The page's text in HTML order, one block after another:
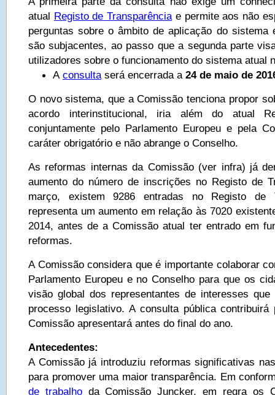
atual Registo de Transparênciae permite aos não
perguntas sobre o âmbito de aplicação do
são subjacentes, ao passo que a segunda parte
utilizadores sobre o funcionamento do sistema atual
A consultaserá encerrada a 24 de maio de
O novo sistema, que a Comissão tenciona propor
acordo interinstitucional, iria além do atual
conjuntamente pelo Parlamento Europeu e pela
caráter obrigatório e não abrange o Conselho.
As reformas internas da Comissão (ver infra) já
aumento do número de inscrições no Registo de
março, existem 9286 entradas no Registo de
representa um aumento em relação às 7020
2014, antes de a Comissão atual ter entrado em
reformas.
A Comissão considera que é importante colaborar
Parlamento Europeu e no Conselho para que os
visão global dos representantes de interesses
processo legislativo. A consulta pública
Comissão apresentará antes do final do ano.
Antecedentes:
A Comissão já introduziu reformas significativas
para promover uma maior transparência. Em
de trabalhoda Comissão Juncker, em regra os